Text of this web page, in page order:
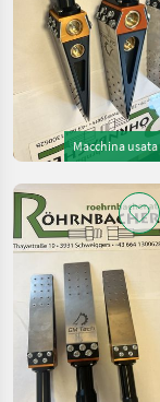
Macchina usata